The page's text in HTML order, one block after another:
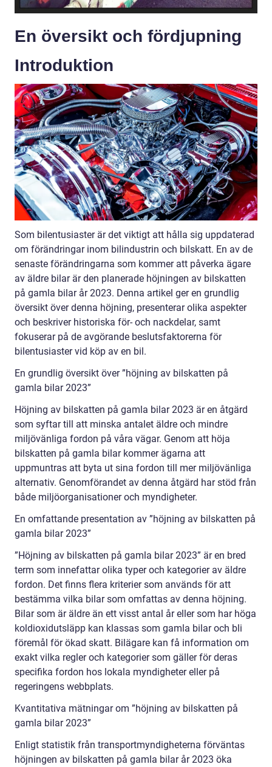
En översikt och fördjupning
Introduktion
Som bilentusiaster är det viktigt att hålla sig uppdaterad
om förändringar inom bilindustrin och bilskatt. En av de
senaste förändringarna som kommer att påverka ägare
av äldre bilar är den planerade höjningen av bilskatten
på gamla bilar år 2023. Denna artikel ger en grundlig
översikt över denna höjning, presenterar olika aspekter
och beskriver historiska för- och nackdelar, samt
fokuserar på de avgörande beslutsfaktorerna för
bilentusiaster vid köp av en bil.
En grundlig översikt över ”höjning av bilskatten på
gamla bilar 2023”
Höjning av bilskatten på gamla bilar 2023 är en åtgärd
som syftar till att minska antalet äldre och mindre
miljövänliga fordon på våra vägar. Genom att höja
bilskatten på gamla bilar kommer ägarna att
uppmuntras att byta ut sina fordon till mer miljövänliga
alternativ. Genomförandet av denna åtgärd har stöd från
både miljöorganisationer och myndigheter.
En omfattande presentation av ”höjning av bilskatten på
gamla bilar 2023”
”Höjning av bilskatten på gamla bilar 2023” är en bred
term som innefattar olika typer och kategorier av äldre
fordon. Det finns flera kriterier som används för att
bestämma vilka bilar som omfattas av denna höjning.
Bilar som är äldre än ett visst antal år eller som har höga
koldioxidutsläpp kan klassas som gamla bilar och bli
föremål för ökad skatt. Bilägare kan få information om
exakt vilka regler och kategorier som gäller för deras
specifika fordon hos lokala myndigheter eller på
regeringens webbplats.
Kvantitativa mätningar om ”höjning av bilskatten på
gamla bilar 2023”
Enligt statistik från transportmyndigheterna förväntas
höjningen av bilskatten på gamla bilar år 2023 öka